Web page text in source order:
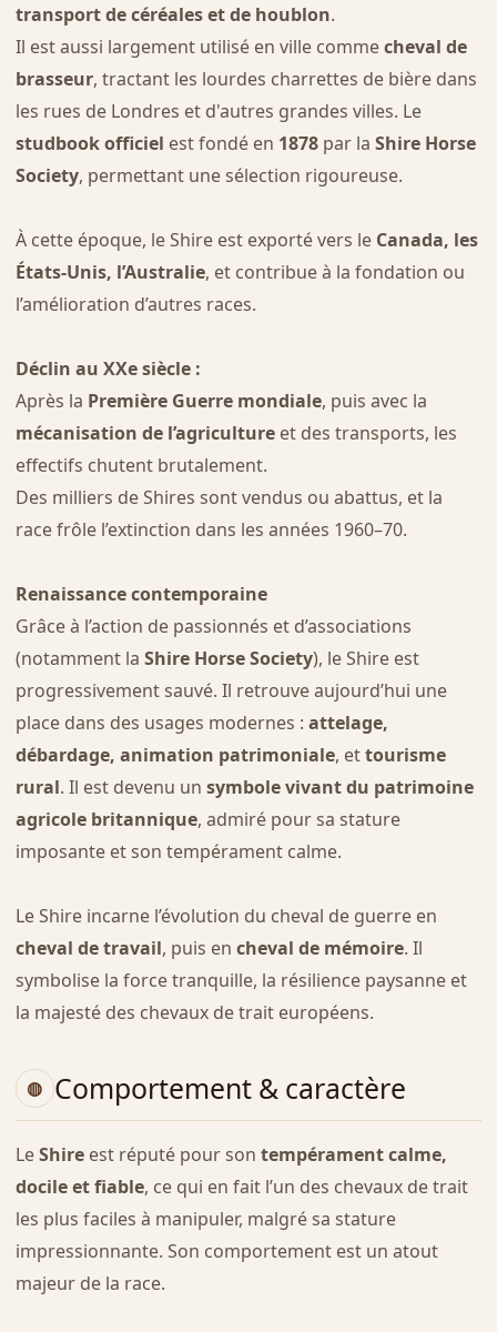
transport de céréales et de houblon.
Il est aussi largement utilisé en ville commecheval de
brasseur, tractant les lourdes charrettes de bière dans
les rues de Londres et d'autres grandes villes. Le
studbook officiel est fondé en 1878par la Shire Horse
Society, permettant une sélection rigoureuse.
À cette époque, le Shire est exporté vers le Canada, les
États-Unis, l’Australie, et contribue à la fondation ou
l’amélioration d’autres races.
Déclin au XXe siècle :
Après la Première Guerre mondiale, puis avec la
mécanisation de l’agricultureet des transports, les
effectifs chutent brutalement.
Des milliers de Shires sont vendus ou abattus, et la
race frôle l’extinction dans les années 1960–70.
Renaissance contemporaine
Grâce à l’action de passionnés et d’associations
(notamment la Shire Horse Society), le Shire est
progressivement sauvé. Il retrouve aujourd’hui une
place dans des usages modernes : attelage,
débardage, animation patrimoniale, ettourisme
rural. Il est devenu un symbole vivant du patrimoine
agricole britannique, admiré pour sa stature
imposante et son tempérament calme.
Le Shire incarne l’évolution du cheval de guerre en
cheval de travail, puis en cheval de mémoire. Il
symbolise la force tranquille, la résilience paysanne et
la majesté des chevaux de trait européens.
Comportement & caractère
LeShireest réputé pour son tempérament calme,
docile et fiable, ce qui en fait l’un des chevaux de trait
les plus faciles à manipuler, malgré sa stature
impressionnante. Son comportement est un atout
majeur de la race.